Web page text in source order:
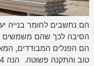
הם נחשבים לחומר בנייה
הסיבה לכך שהם משמשים
הם הפנלים המבודדים,